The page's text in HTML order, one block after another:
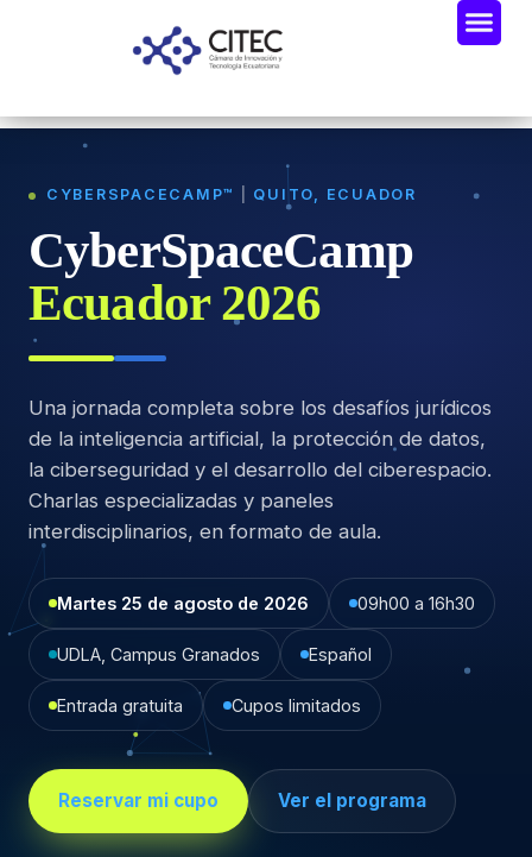
CYBERSPACECAMP™ QUITO, ECUADOR
CyberSpaceCamp
Ecuador 2026
Una jornada completa sobre los desafíos jurídicos
de la inteligencia artificial, la protección de datos,
la ciberseguridad y el desarrollo del ciberespacio.
Charlas especializadas y paneles
interdisciplinarios, en formato de aula.
Martes 25 de agosto de 2026 09h00 a 16h30
UDLA, Campus Granados Español
Entrada gratuita Cupos limitados
Reservar mi cupo Ver el programa